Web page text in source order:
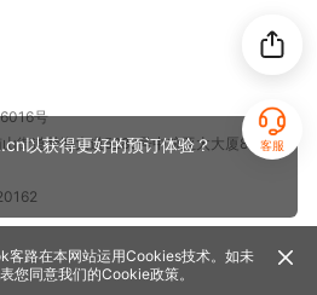
以获得更好的预订体验？ 客服
号
街道梦海大道5289号中粮亚太大厦801
客路在本网站运用Cookies技术。如未
您同意我们的Cookie政策。